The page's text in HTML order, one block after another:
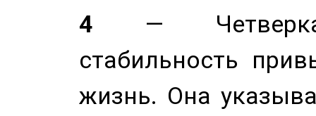
4 — Четверка
стабильность
жизнь. Она